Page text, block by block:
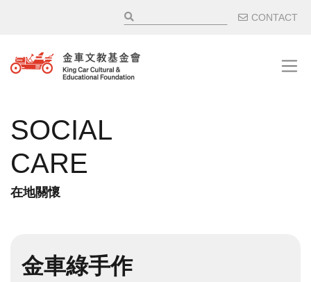
輔助選
CONTACT
SOCIAL
CARE
在地關懷
金車綠手作